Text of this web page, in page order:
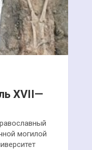
XVII—
могилой